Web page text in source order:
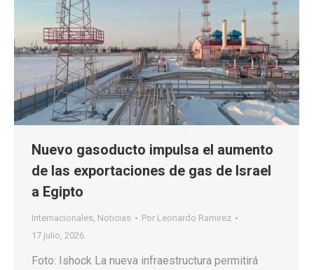
Nuevo gasoducto impulsa el aumento
de las exportaciones de gas de Israel
a Egipto
Internacionales, Noticias Por Leonardo Ramirez
17 julio, 2026
Foto: Ishock La nueva infraestructura permitirá